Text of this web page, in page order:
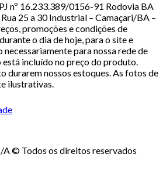
nº 16.233.389/0156-91 Rodovia BA
25 a 30 Industrial – Camaçari/BA –
promoções e condições de
o dia de hoje, para o site e
necessariamente para nossa rede de
incluído no preço do produto.
durarem nossos estoques. As fotos de
ilustrativas.
A © Todos os direitos reservados